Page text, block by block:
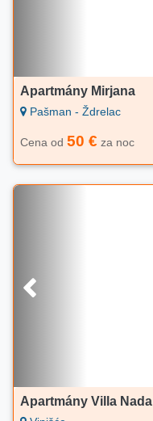
Apartmány Mirjana
Pašman - Ždrelac
Cena od 50 € za noc
Apartmány Villa Nada